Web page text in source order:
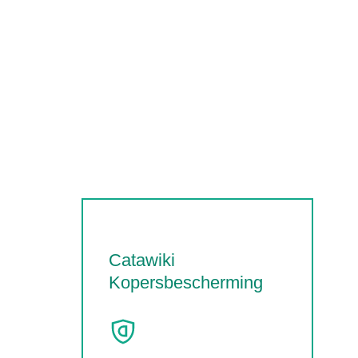
Catawiki
Kopersbescherming